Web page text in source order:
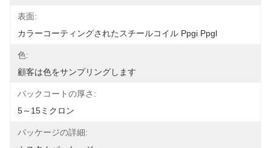
表面:
カラーコーティングされたスチールコイル Ppgi Ppgl
色:
顧客は色をサンプリングします
バックコートの厚さ:
5～15ミクロン
パッケージの詳細: